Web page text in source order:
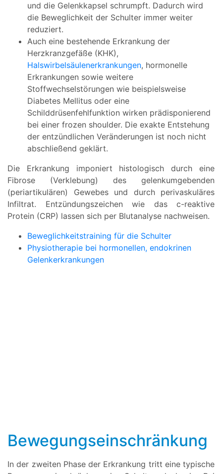
und die Gelenkkapsel schrumpft. Dadurch wird
die Beweglichkeit der Schulter immer weiter
reduziert.
Auch eine bestehende Erkrankung der
Herzkranzgefäße (KHK),
Halswirbelsäulenerkrankungen, hormonelle
Erkrankungen sowie weitere
Stoffwechselstörungen wie beispielsweise
Diabetes Mellitus oder eine
Schilddrüsenfehlfunktion wirken prädisponierend
bei einer frozen shoulder. Die exakte Entstehung
der entzündlichen Veränderungen ist noch nicht
abschließend geklärt.
Die Erkrankung imponiert histologisch durch eine
Fibrose (Verklebung) des gelenkumgebenden
(periartikulären) Gewebes und durch perivaskuläres
Infiltrat. Entzündungszeichen wie das c-reaktive
Protein (CRP) lassen sich per Blutanalyse nachweisen.
Beweglichkeitstraining für die Schulter
Physiotherapie bei hormonellen, endokrinen
Gelenkerkrankungen
Bewegungseinschränkung
In der zweiten Phase der Erkrankung tritt eine typische